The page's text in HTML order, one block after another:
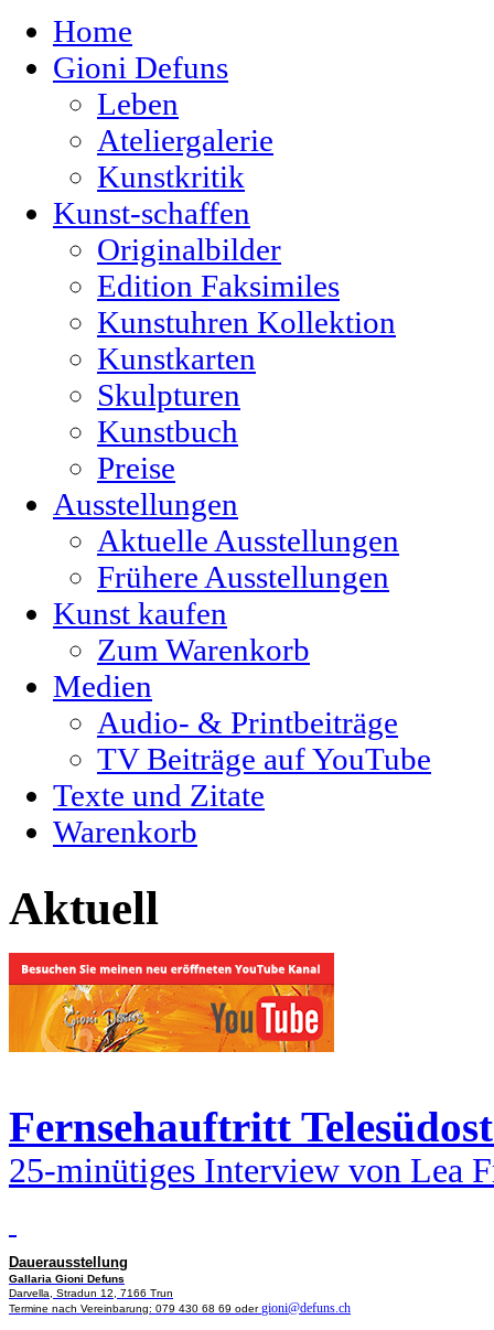
Home
Gioni Defuns
Leben
Ateliergalerie
Kunstkritik
Kunst-schaffen
Originalbilder
Edition Faksimiles
Kunstuhren Kollektion
Kunstkarten
Skulpturen
Kunstbuch
Preise
Ausstellungen
Aktuelle Ausstellungen
Frühere Ausstellungen
Kunst kaufen
Zum Warenkorb
Medien
Audio- & Printbeiträge
TV Beiträge auf YouTube
Texte und Zitate
Warenkorb
Aktuell
Fernsehauftritt
25-minütiges Interview von Lea
Dauerausstellung
Gallaria Gioni Defuns
Darvella, Stradun 12, 7166 Trun
Termine nach Vereinbarung: 079 430 68 69 odergioni@defuns.ch